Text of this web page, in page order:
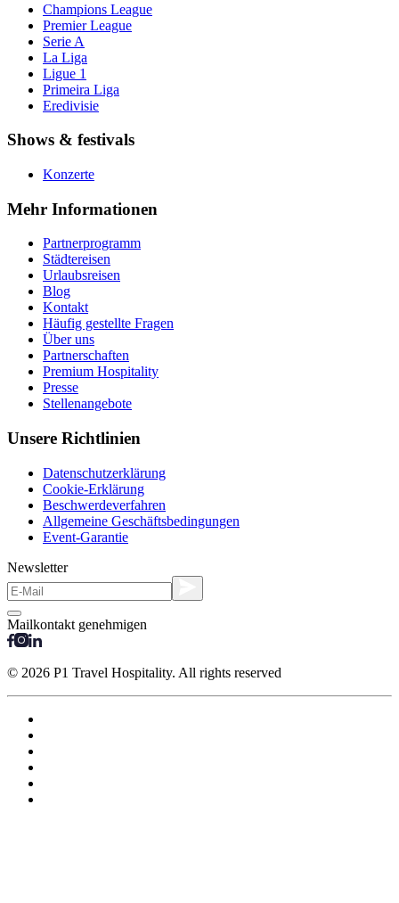
Champions League
Premier League
Serie A
La Liga
Ligue 1
Primeira Liga
Eredivisie
Shows & festivals
Konzerte
Mehr Informationen
Partnerprogramm
Städtereisen
Urlaubsreisen
Blog
Kontakt
Häufig gestellte Fragen
Über uns
Partnerschaften
Premium Hospitality
Presse
Stellenangebote
Unsere Richtlinien
Datenschutzerklärung
Cookie-Erklärung
Beschwerdeverfahren
Allgemeine Geschäftsbedingungen
Event-Garantie
Newsletter
Mailkontakt genehmigen
© 2026 P1 Travel Hospitality. All rights reserved